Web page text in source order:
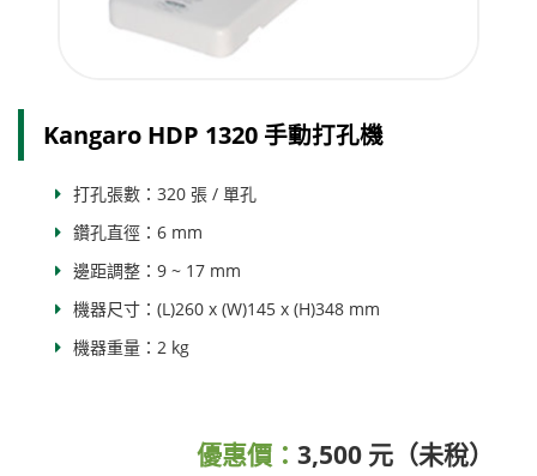
Kangaro HDP 1320 手動打孔機
打孔張數：320 張 / 單孔
鑽孔直徑：6 mm
邊距調整：9 ~ 17 mm
機器尺寸：(L)260 x (W)145 x (H)348 mm
機器重量：2 kg
優惠價：3,500 元（未稅）